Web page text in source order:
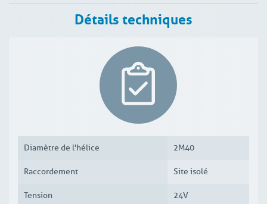
Détails techniques
Diamètre de l'hélice 2M40
Raccordement Site isolé
Tension 24V